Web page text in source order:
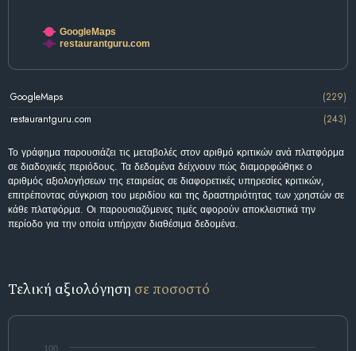
GoogleMaps
restaurantguru.com
GoogleMaps
(229)
restaurantguru.com
(243)
Το γράφημα παρουσιάζει τις μεταβολές στον αριθμό κριτικών ανά πλατφόρμα
σε διαδοχικές περιόδους. Τα δεδομένα δείχνουν πώς διαμορφώθηκε ο
αριθμός αξιολογήσεων της εταιρείας σε διαφορετικές υπηρεσίες κριτικών,
επιτρέποντας σύγκριση του μεριδίου και της δραστηριότητας των χρηστών σε
κάθε πλατφόρμα. Οι παρουσιαζόμενες τιμές αφορούν αποκλειστικά την
περίοδο για την οποία υπήρχαν διαθέσιμα δεδομένα.
Τελική αξιολόγηση σε ποσοστό
100